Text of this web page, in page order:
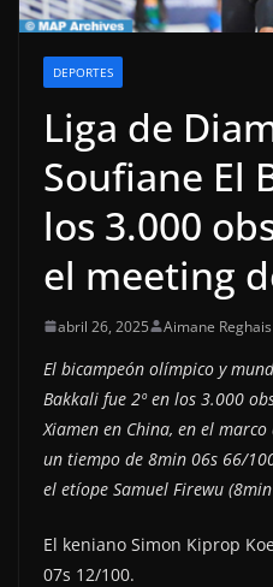
DEPORTES
Liga de
Soufiane El
los 3.000
el meeting
abril 26, 2025 Aimane Reghais
El bicampeón olímpico y
Bakkali fue 2º en los 3.000
Xiamen en China, en el
un tiempo de 8min 06s 66/
el etíope Samuel Firewu
El keniano Simon Kiprop
07s 12/100.